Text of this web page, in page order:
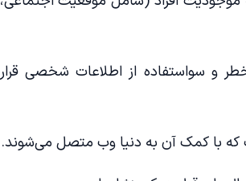
و سواستفاده از اطلاعات شخصی قرار
که با کمک آن به دنیا وب متصل می‌شوند.